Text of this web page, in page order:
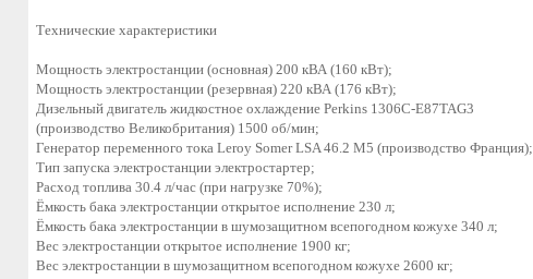
Технические характеристики
Мощность электростанции (основная) 200 кВА (160 кВт);
Мощность электростанции (резервная) 220 кВА (176 кВт);
Дизельный двигатель жидкостное охлаждение Perkins 1306C-E87TAG3
(производство Великобритания) 1500 об/мин;
Генератор переменного тока Leroy Somer LSA 46.2 M5 (производство Франция);
Тип запуска электростанции электростартер;
Расход топлива 30.4 л/час (при нагрузке 70%);
Ёмкость бака электростанции открытое исполнение 230 л;
Ёмкость бака электростанции в шумозащитном всепогодном кожухе 340 л;
Вес электростанции открытое исполнение 1900 кг;
Вес электростанции в шумозащитном всепогодном кожухе 2600 кг;